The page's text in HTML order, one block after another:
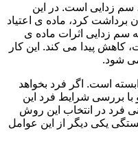
سم زدایی است. در این
کرد، ماده ی اعتیاد
سم زدایی اثرات ماده ی
کاهش پیدا می کند. این کار
شود.
است. اگر فرد بخواهد
با بررسی شرایط فرد این
فرد در انتخاب این روش
یکی دیگر از این عوامل